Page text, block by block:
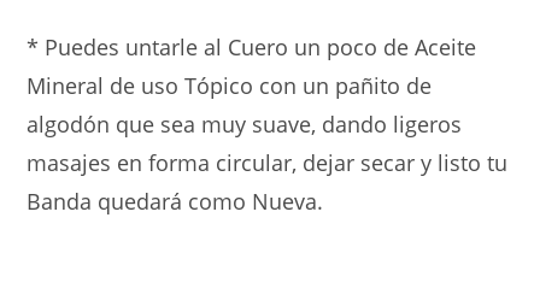
* Puedes untarle al Cuero un poco de Aceite
Mineral de uso Tópico con un pañito de
algodón que sea muy suave, dando ligeros
masajes en forma circular, dejar secar y listo tu
Banda quedará como Nueva.